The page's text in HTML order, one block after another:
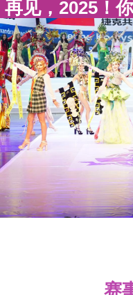
赛
再见，2025！